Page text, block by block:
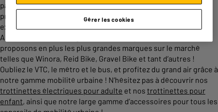
particulièrement pratiques pour les personnes souhaitant
profiter du beau temps en se rendant au travail. Il s’agit d’un
excellent moyen de prendre l’air tout en faisant de l’exercice.
Autant allier l’utile à l’agréable, n’est-ce pas ? Nous vous
proposons en plus les plus grandes marques sur le marché
telles que Winora, Reid Bike, Gravel Bike et tant d’autres !
Oubliez le VTC, le métro et le bus, et profitez du grand air grâce à
notre gamme mobilité urbaine ! N’hésitez pas à découvrir nos
trottinettes électriques pour adulte et nos trottinettes pour
enfant, ainsi que notre large gamme d’accessoires pour tous les
Gérer les cookies